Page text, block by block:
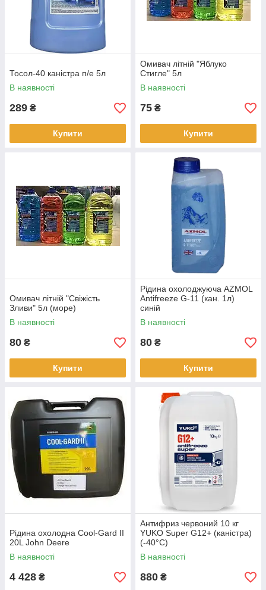
Тосол-40 каністра п/е 5л
В наявності
289 ₴
Купити
Омивач літній "Яблуко
Стигле" 5л
В наявності
75 ₴
Купити
Омивач літній "Свіжість
Зливи" 5л (море)
В наявності
80 ₴
Купити
Рідина охолоджуюча AZMOL
Antifreeze G-11 (кан. 1л)
синій
В наявності
80 ₴
Купити
Рідина охолодна Cool-Gard II
20L John Deere
В наявності
4 428 ₴
Антифриз червоний 10 кг
YUKO Super G12+ (каністра)
(-40°C)
В наявності
880 ₴